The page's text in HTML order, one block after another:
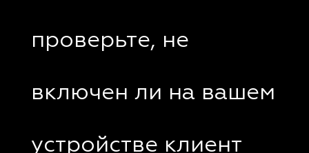
проверьте, не
включен ли на вашем
устройстве клиент